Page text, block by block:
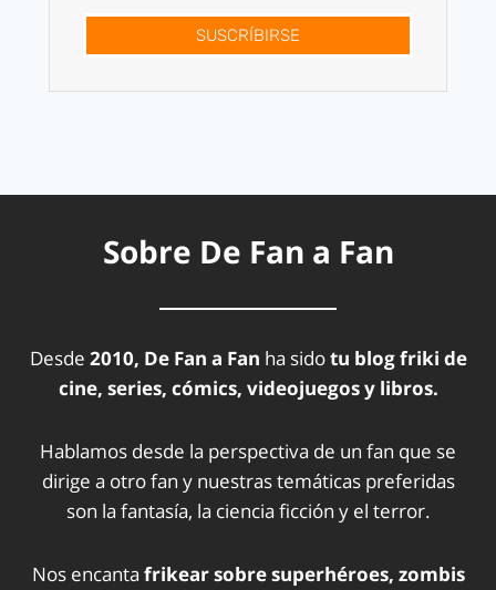
SUSCRÍBIRSE
Sobre De Fan a Fan
Desde 2010, De Fan a Fan ha sidotu blog friki de
cine, series, cómics, videojuegos y libros.
Hablamos desde la perspectiva de un fan que se
dirige a otro fan y nuestras temáticas preferidas
son la fantasía, la ciencia ficción y el terror.
Nos encanta frikear sobre superhéroes, zombis